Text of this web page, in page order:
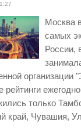
Москва
самых
России,
организации
рейтинги
только
край, Чувашия,